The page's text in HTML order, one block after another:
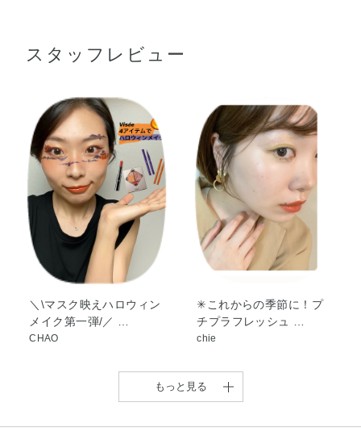
（フィトステリル／オクチルドデシル）・合成ワックス・
トコフェロール・ヒアルロン酸Na・BHT・DPG・ジメチコ
ン・スクワラン・トリイソステアリン酸イソプロピルチタ
ン・ハイドロゲンジメチコン・ポリエチレン・メチコン・
水酸化Al・炭酸Ca・酸化チタン・酸化鉄・硫酸Ba・黄4・
赤202
スタッフレビュー
＼\マスク映えハロウィン
メイク第一弾/／ …
CHAO
✳︎これからの季節に！プ
チプラフレッシュ …
chie
もっと見る